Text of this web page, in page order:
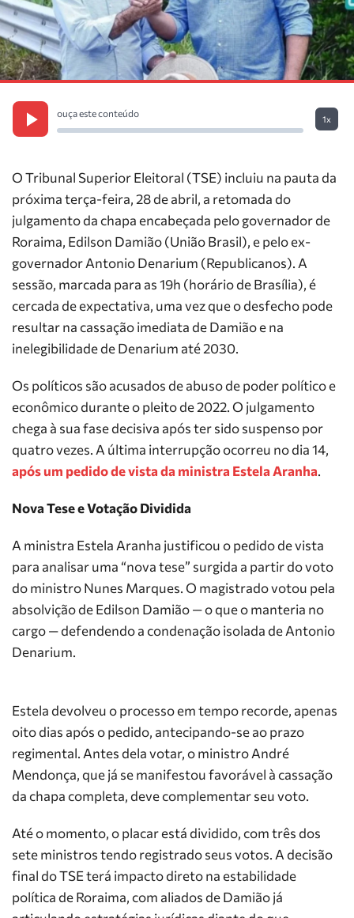
ouça este conteúdo
1x
O Tribunal Superior Eleitoral (TSE) incluiu na pauta da
próxima terça-feira, 28 de abril, a retomada do
julgamento da chapa encabeçada pelo governador de
Roraima, Edilson Damião (União Brasil), e pelo ex-
governador Antonio Denarium (Republicanos). A
sessão, marcada para as 19h (horário de Brasília), é
cercada de expectativa, uma vez que o desfecho pode
resultar na cassação imediata de Damião e na
inelegibilidade de Denarium até 2030.
Os políticos são acusados de abuso de poder político e
econômico durante o pleito de 2022. O julgamento
chega à sua fase decisiva após ter sido suspenso por
quatro vezes. A última interrupção ocorreu no dia 14,
após um pedido de vista da ministra Estela Aranha.
Nova Tese e Votação Dividida
A ministra Estela Aranha justificou o pedido de vista
para analisar uma “nova tese” surgida a partir do voto
do ministro Nunes Marques. O magistrado votou pela
absolvição de Edilson Damião — o que o manteria no
cargo — defendendo a condenação isolada de Antonio
Denarium.
Estela devolveu o processo em tempo recorde, apenas
oito dias após o pedido, antecipando-se ao prazo
regimental. Antes dela votar, o ministro André
Mendonça, que já se manifestou favorável à cassação
da chapa completa, deve complementar seu voto.
Até o momento, o placar está dividido, com três dos
sete ministros tendo registrado seus votos. A decisão
final do TSE terá impacto direto na estabilidade
política de Roraima, com aliados de Damião já